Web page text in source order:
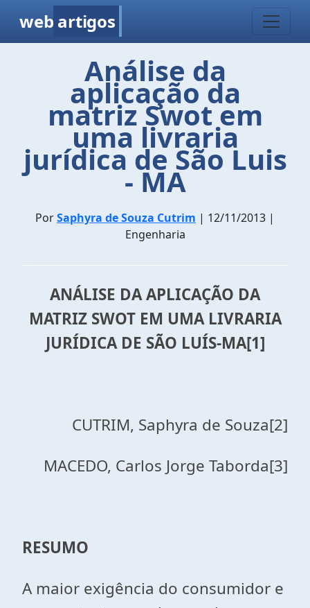
web artigos
Análise da
aplicação da
matriz Swot em
uma livraria
jurídica de São Luis
- MA
PorSaphyra de Souza Cutrim | 12/11/2013 |
Engenharia
ANÁLISE DA APLICAÇÃO DA
MATRIZ SWOT EM UMA LIVRARIA
JURÍDICA DE SÃO LUÍS-MA[1]
CUTRIM, Saphyra de Souza[2]
MACEDO, Carlos Jorge Taborda[3]
RESUMO
A maior exigência do consumidor e